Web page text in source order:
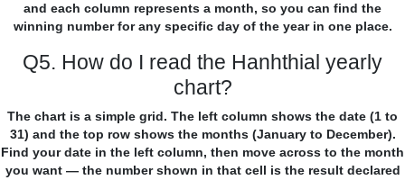
and each column represents a month, so you can find the
winning number for any specific day of the year in one place.
Q5. How do I read the Hanhthial yearly
chart?
The chart is a simple grid. The left column shows the date (1 to
31) and the top row shows the months (January to December).
Find your date in the left column, then move across to the month
you want — the number shown in that cell is the result declared